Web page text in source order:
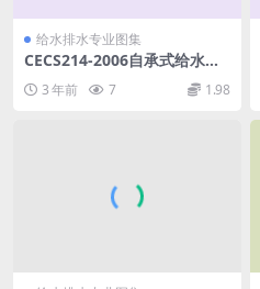
给水排水专业图集
CECS214-2006自承式给水钢
3 年前 7 1.98